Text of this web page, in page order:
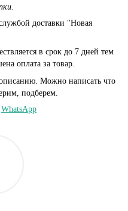
доставки "Новая
в срок до 7 дней тем
оплата за товар.
Можно написать что
подберем.
WhatsApp